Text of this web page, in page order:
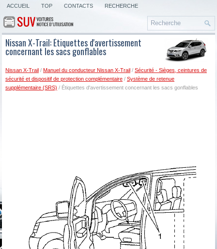
ACCUEIL TOP CONTACTS RECHERCHE
Nissan X-Trail: Étiquettes d'avertissement
concernant les sacs gonflables
Nissan X-Trail /Manuel du conducteur Nissan X-Trail /Sécurité - Sièges, ceintures de
sécurité et dispositif de protection complémentaire /Système de retenue
supplémentaire (SRS) / Étiquettes d'avertissement concernant les sacs gonflables